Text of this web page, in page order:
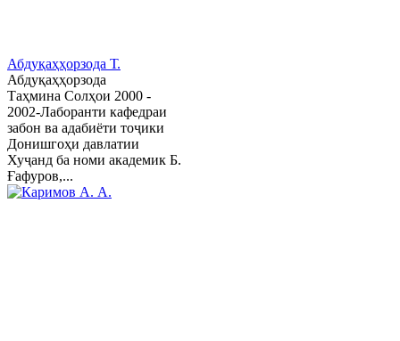
Абдуқаҳҳорзода Т.
Абдуқаҳҳорзода
Таҳмина Солҳои 2000 -
2002-Лаборанти кафедраи
забон ва адабиёти тоҷики
Донишгоҳи давлатии
Хуҷанд ба номи академик Б.
Ғафуров,...